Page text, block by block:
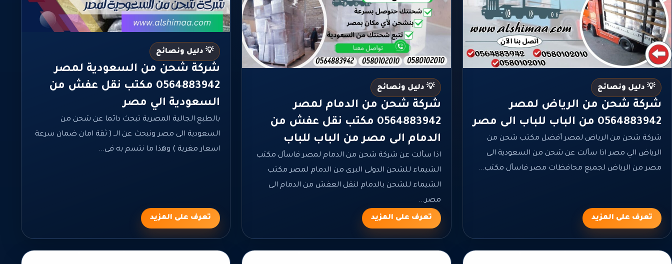
💡 دليل ونصائح
شركة شحن من الرياض لمصر
0564883942 من الباب للباب الى مصر
شركة شحن من الرياض لمصر أفضل مكتب شحن من
الرياض الي مصر اذا سألت عن شحن من السعودية الى
مصر من الرياض لجميع محافظات مصر فاسأل مكتب...
تعرف على المزيد
💡 دليل ونصائح
شركة شحن من الدمام لمصر
0564883942 مكتب نقل عفش من
الدمام الى مصر من الباب للباب
اذا سألت عن شركة شحن من الدمام لمصر فاسأل مكتب
الشيماء للشحن الدولى البرى من الدمام لمصر مكتب
الشيماء للشحن بالدمام لنقل العفش من الدمام الى
مصر...
تعرف على المزيد
💡 دليل ونصائح
شركة شحن من السعودية لمصر
0564883942 مكتب نقل عفش من
السعودية الي مصر
بالطبع الجالية المصرية تبحث دائما عن شحن من
السعودية الى مصر ونبحث عن الــ ( ثقة امان ضمان سرعة
اسعار مغرية ) وهذا ما نتسم به فى...
تعرف على المزيد